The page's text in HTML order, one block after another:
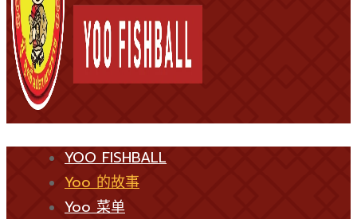
YOO FISHBALL
Yoo 的故事
Yoo 菜单